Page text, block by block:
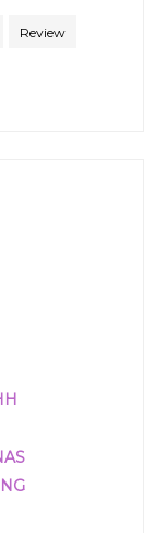
Review